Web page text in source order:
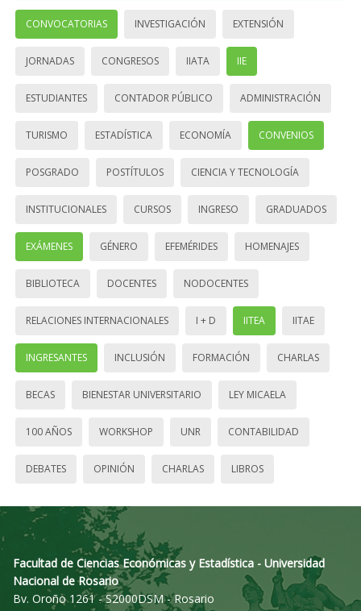
CONVOCATORIAS INVESTIGACIÓN EXTENSIÓN
JORNADAS CONGRESOS IIATA IIE
ESTUDIANTES CONTADOR PÚBLICO ADMINISTRACIÓN
TURISMO ESTADÍSTICA ECONOMÍA CONVENIOS
POSGRADO POSTÍTULOS CIENCIA Y TECNOLOGÍA
INSTITUCIONALES CURSOS INGRESO GRADUADOS
EXÁMENES GÉNERO EFEMÉRIDES HOMENAJES
BIBLIOTECA DOCENTES NODOCENTES
RELACIONES INTERNACIONALES I + D IITEA IITAE
INGRESANTES INCLUSIÓN FORMACIÓN CHARLAS
BECAS BIENESTAR UNIVERSITARIO LEY MICAELA
100 AÑOS WORKSHOP UNR CONTABILIDAD
DEBATES OPINIÓN CHARLAS LIBROS
Facultad de Ciencias Económicas y Estadística - Universidad
Nacional de Rosario
Bv. Oroño 1261 - S2000DSM - Rosario